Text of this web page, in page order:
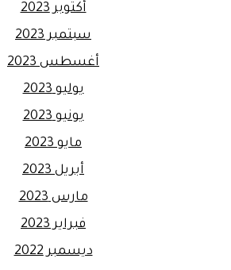
أكتوبر 2023
سبتمبر 2023
أغسطس 2023
يوليو 2023
يونيو 2023
مايو 2023
أبريل 2023
مارس 2023
فبراير 2023
ديسمبر 2022